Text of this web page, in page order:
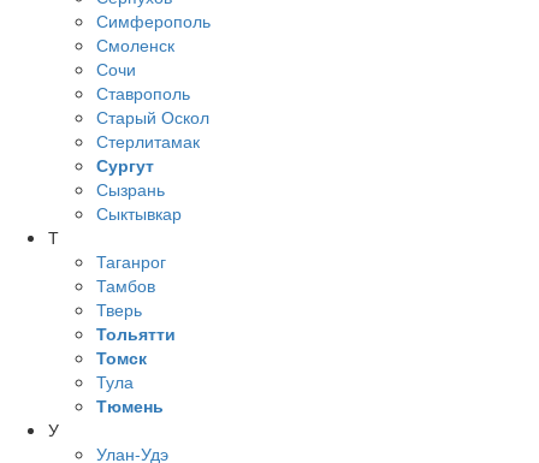
Симферополь
Смоленск
Сочи
Ставрополь
Старый Оскол
Стерлитамак
Сургут
Сызрань
Сыктывкар
Т
Таганрог
Тамбов
Тверь
Тольятти
Томск
Тула
Тюмень
У
Улан-Удэ